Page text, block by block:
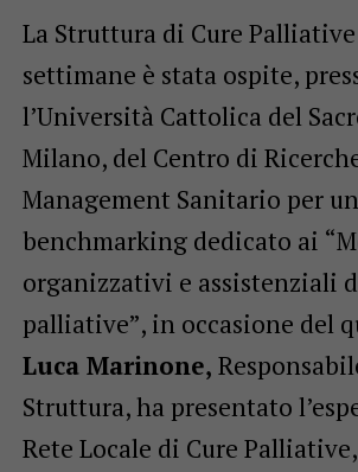
La Struttura di Cure
settimane è stata ospite,
l’Università Cattolica del
Milano, del Centro di
Management Sanitario per
benchmarking dedicato ai
organizzativi e assistenziali
palliative”, in occasione del
Luca Marinone,
Struttura, ha presentato
Rete Locale di Cure Palliative,